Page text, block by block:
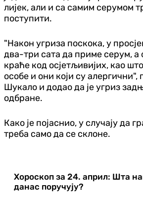
лијек, али и са самим серумом
поступити.
"Након угриза поскока, у
два-три сата да приме серум, а
краће код осјетљивијих, као
особе и они који су алергични",
Шукало и додао да је угриз
одбране.
Како је појаснио, у случају да
треба само да се склоне.
Хороскоп за 24. април: Шта
данас поручују?